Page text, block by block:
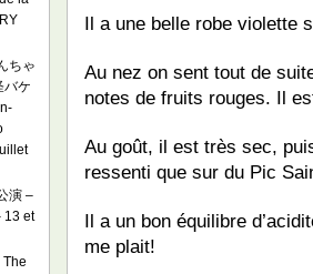
Il a une belle robe violette
Au nez on sent tout de
notes de fruits rouges. Il
Au goût, il est très sec,
ressenti que sur du Pic
Il a un bon équilibre
me plait!
ちゃ
バケ
演 –
13 et